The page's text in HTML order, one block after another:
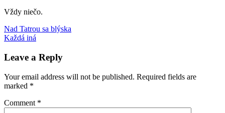
Vždy niečo.
kúpeľňa
Post
navigation
Previous
Post:
Nad Tatrou sa blýska
Next
Každá iná
Leave a Reply
Your email address will not be published. Required fields are
marked *
Comment *